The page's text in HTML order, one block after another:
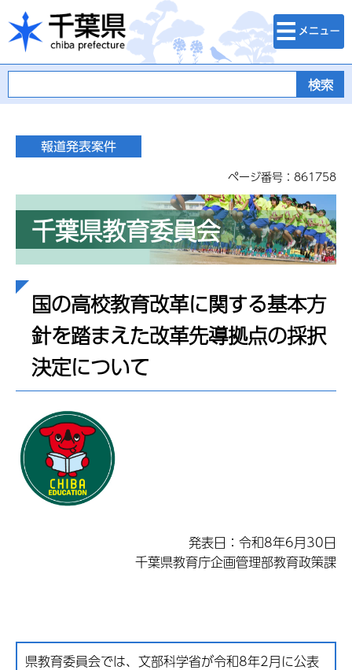
千葉県
検索・メニュ
ー
ページ番号：861758
千葉県教育委員会
国の高校教育改革に関する基本方
針を踏まえた改革先導拠点の採択
決定について
発表日：令和8年6月30日
千葉県教育庁企画管理部教育政策課
県教育委員会では、文部科学省が令和8年2月に公表